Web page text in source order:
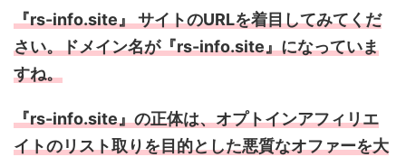
『rs-info.site』 サイトのURLを着目してみてくだ
さい。ドメイン名が『rs-info.site』になっていま
すね。
『rs-info.site』の正体は、オプトインアフィリエ
イトのリスト取りを目的とした悪質なオファーを大